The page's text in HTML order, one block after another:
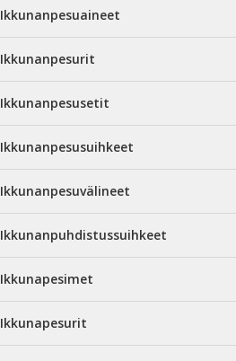
Ikkunanpesuaineet
Ikkunanpesurit
Ikkunanpesusetit
Ikkunanpesusuihkeet
Ikkunanpesuvälineet
Ikkunanpuhdistussuihkeet
Ikkunapesimet
Ikkunapesurit